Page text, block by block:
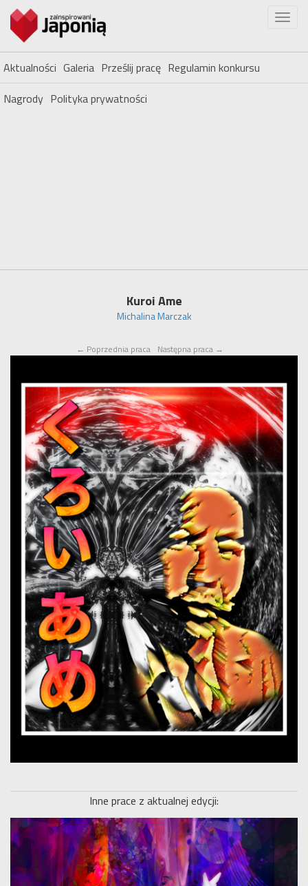
Aktualności Galeria Prześlij pracę Regulamin konkursu
Nagrody Polityka prywatności
Kuroi Ame
Michalina Marczak
← Poprzednia praca Następna praca →
Inne prace z aktualnej edycji: